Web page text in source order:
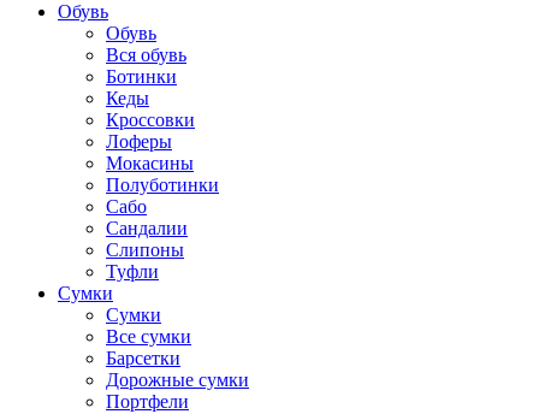
Обувь
Обувь
Вся обувь
Ботинки
Кеды
Кроссовки
Лоферы
Мокасины
Полуботинки
Сабо
Сандалии
Слипоны
Туфли
Сумки
Сумки
Все сумки
Барсетки
Дорожные сумки
Портфели